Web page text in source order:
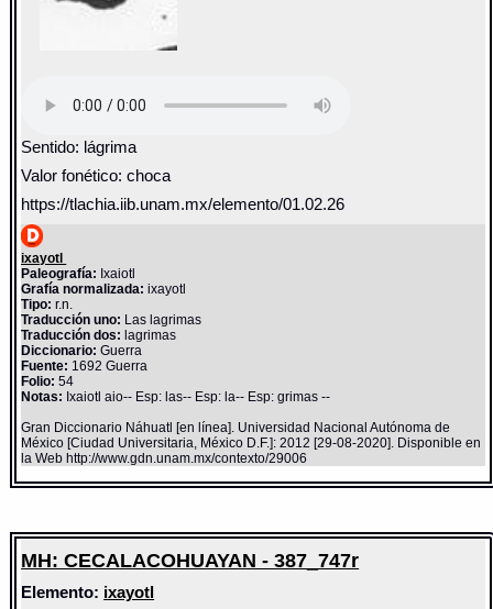
Sentido: lágrima
Valor fonético: choca
https://tlachia.iib.unam.mx/elemento/01.02.26
ixayotl
Paleografía: Ixaiotl
Grafía normalizada: ixayotl
Tipo: r.n.
Traducción uno: Las lagrimas
Traducción dos: lagrimas
Diccionario:Guerra
Fuente: 1692 Guerra
Folio: 54
Notas: Ixaiotl aio-- Esp: las-- Esp: la-- Esp: grimas --
Gran Diccionario Náhuatl [en línea]. Universidad Nacional Autónoma de
México [Ciudad Universitaria, México D.F.]: 2012 [29-08-2020]. Disponible en
la Web http://www.gdn.unam.mx/contexto/29006
MH: CECALACOHUAYAN - 387_747r
Elemento: ixayotl